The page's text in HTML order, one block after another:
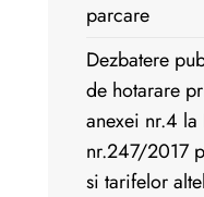
parcare
Dezbatere
de hotarare
anexei nr.4 la
nr.247/2017
si tarifelor